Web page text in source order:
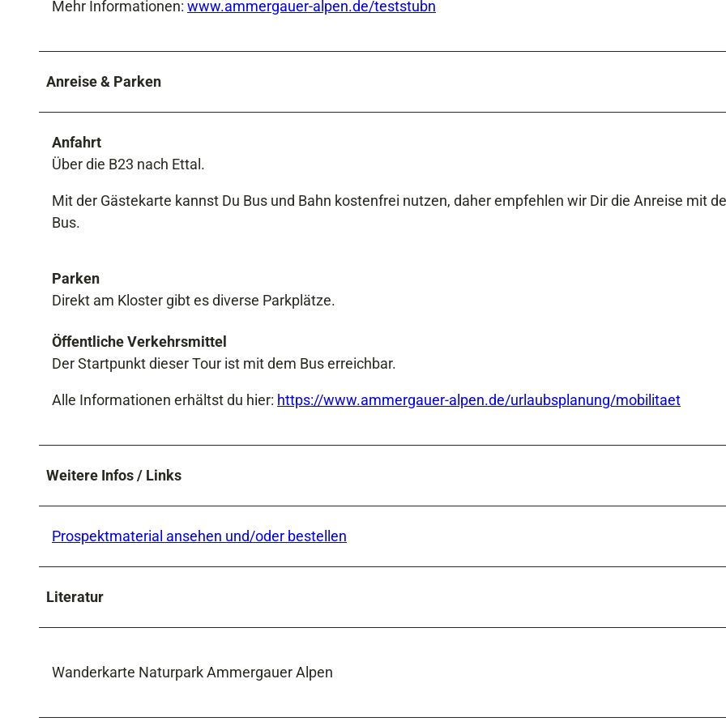
Mehr Informationen: www.ammergauer-alpen.de/teststubn
Anreise & Parken
Anfahrt
Über die B23 nach Ettal.
Mit der Gästekarte kannst Du Bus und Bahn kostenfrei nutzen, daher empfehlen wir Dir die Anreise mit
Bus.
Parken
Direkt am Kloster gibt es diverse Parkplätze.
Öffentliche Verkehrsmittel
Der Startpunkt dieser Tour ist mit dem Bus erreichbar.
Alle Informationen erhältst du hier: https://www.ammergauer-alpen.de/urlaubsplanung/mobilitaet
Weitere Infos / Links
Prospektmaterial ansehen und/oder bestellen
Literatur
Wanderkarte Naturpark Ammergauer Alpen